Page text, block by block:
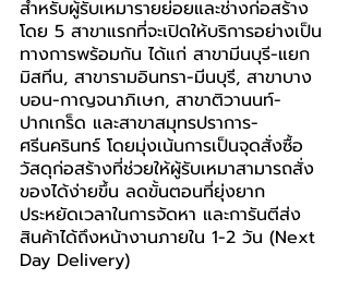
สำหรับผู้รับเหมารายย่อยและช่างก่อสร้าง
โดย 5 สาขาแรกที่จะเปิดให้บริการอย่างเป็น
ทางการพร้อมกัน ได้แก่ สาขามีนบุรี-แยก
มิสทีน, สาขารามอินทรา-มีนบุรี, สาขาบาง
บอน-กาญจนาภิเษก, สาขาติวานนท์-
ปากเกร็ด และสาขาสมุทรปราการ-
ศรีนครินทร์ โดยมุ่งเน้นการเป็นจุดสั่งซื้อ
วัสดุก่อสร้างที่ช่วยให้ผู้รับเหมาสามารถสั่ง
ของได้ง่ายขึ้น ลดขั้นตอนที่ยุ่งยาก
ประหยัดเวลาในการจัดหา และการันตีส่ง
สินค้าได้ถึงหน้างานภายใน 1-2 วัน (Next
Day Delivery)